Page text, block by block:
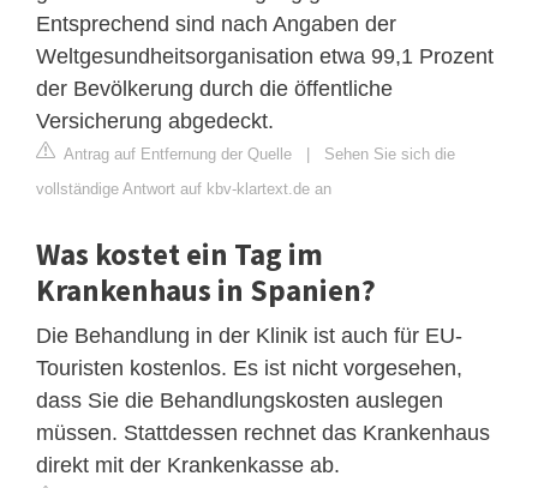
Entsprechend sind nach Angaben der
Weltgesundheitsorganisation etwa 99,1 Prozent
der Bevölkerung durch die öffentliche
Versicherung abgedeckt.
Antrag auf Entfernung der Quelle
Sehen Sie sich die
vollständige Antwort auf kbv-klartext.de an
Was kostet ein Tag im
Krankenhaus in Spanien?
Die Behandlung in der Klinik ist auch für EU-
Touristen kostenlos. Es ist nicht vorgesehen,
dass Sie die Behandlungskosten auslegen
müssen. Stattdessen rechnet das Krankenhaus
direkt mit der Krankenkasse ab.